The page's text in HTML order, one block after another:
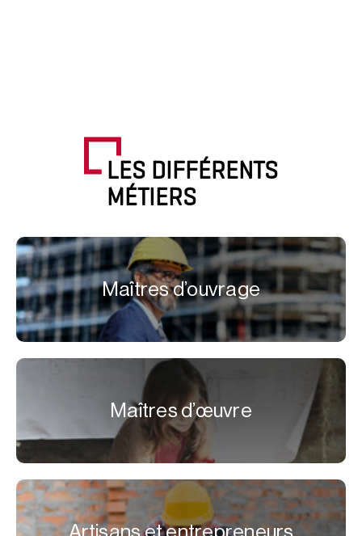
LES DIFFÉRENTS
MÉTIERS
Maîtres d’ouvrage
Maîtres d’œuvre
Artisans et entrepreneurs